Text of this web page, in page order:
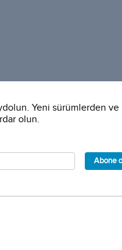
Yeni sürümlerden ve
olun.
Abone